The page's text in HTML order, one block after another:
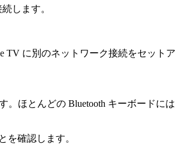
します。
に別のネットワーク接続をセットア
ほとんどの Bluetooth キーボード
を確認します。